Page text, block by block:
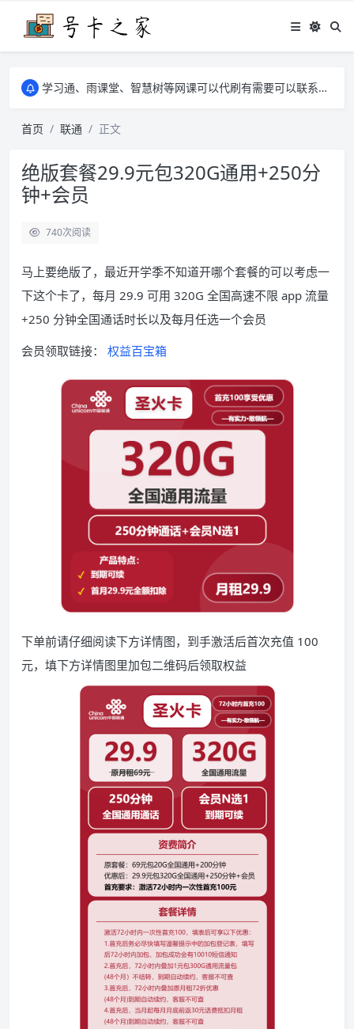
学习通、雨课堂、智慧树等网课可以代刷有需要可以联系邮箱i@tuzi.la
学习通、雨课堂、智慧树等网课可以代刷有需要可以联系邮箱i@tuzi.la
首页
联通 正文
绝版套餐29.9元包320G通用+250分
钟+会员
740次阅读
马上要绝版了，最近开学季不知道开哪个套餐的可以考虑一
下这个卡了，每月 29.9 可用 320G 全国高速不限 app 流量
+250 分钟全国通话时长以及每月任选一个会员
会员领取链接：
权益百宝箱
下单前请仔细阅读下方详情图，到手激活后首次充值 100
元，填下方详情图里加包二维码后领取权益